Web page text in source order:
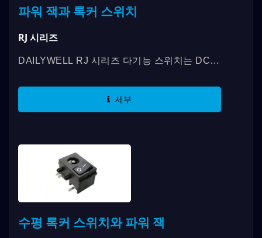
파워 잭과 록커 스위치
RJ 시리즈
DAILYWELL RJ 시리즈 다기능 스위치는 DC
최대 6,000 회의 사이클을 갖습니다....
세부
수평 록커 스위치와 파워 잭